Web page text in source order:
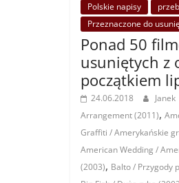
Polskie napisy
Przeznaczone do
Ponad 50
usuniętych z
początkiem
24.06.2018 Janek
Arrangement (2011),
Graffiti / Amerykańskie
American Wedding /
(2003), Balto / Przygody